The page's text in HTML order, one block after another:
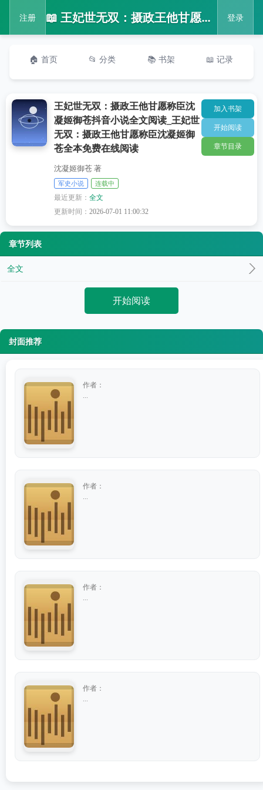
注册 📖 王妃世无双：摄政王他甘愿称臣沈凝姬御苍抖音小说全文阅读_王妃世无双：摄政王他甘愿称臣沈凝姬御苍全本免费在线阅读 登录
🏠 首页 📂 分类 📚 书架 📖 记录
王妃世无双：摄政王他甘愿称臣沈
凝姬御苍抖音小说全文阅读_王妃世
无双：摄政王他甘愿称臣沈凝姬御
苍全本免费在线阅读
沈凝姬御苍 著
军史小说 连载中
最近更新：全文
更新时间：2026-07-01 11:00:32
加入书架
开始阅读
章节目录
章节列表
全文
开始阅读
封面推荐
作者：
作者：
作者：
作者：